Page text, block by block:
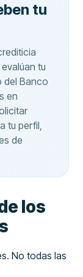
tu
tu
del Banco
en
tu perfil,
de
los
No todas las